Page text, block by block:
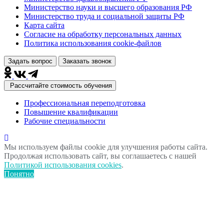
Министерство науки и высшего образования РФ
Министерство труда и социальной защиты РФ
Карта сайта
Согласие на обработку персональных данных
Политика использования сookie-файлов
Задать вопрос Заказать звонок
Рассчитайте стоимость обучения
Профессиональная переподготовка
Повышение квалификации
Рабочие специальности
Мы используем файлы cookie для улучшения работы сайта.
Продолжая использовать сайт, вы соглашаетесь с нашей
Политикой использования cookies.
Понятно